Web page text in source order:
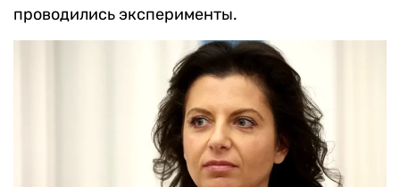
проводились эксперименты.